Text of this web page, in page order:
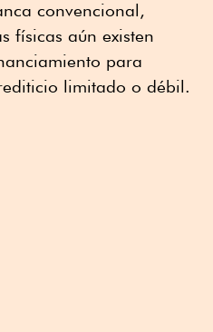
convencional,
físicas aún existen
para
limitado o débil.